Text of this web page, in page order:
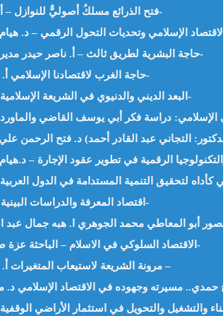
فتح الذرائع مسلكُ أصوليٌّ للنوازل – أ. بن جدو بلخير -الجزائر-
حاجة البشرية لطريق ثالث – أ. ناصر حيدر مدير بنك “السلام” -الجزائر-
حاجة الغرب لاقتصادنا الإسلامي أ. بن جدو بلخير – الجزائر-
البعد الديني والدنيوي في الشريعة الإسلامية – أ.ناصر حيدر -الجزائر-
اقتصاد المعرفة والدراسات البينية – د.محمد فهمي -مصر-
الاقتصاد السلوكي في الاسلام – الباحثة عزة صالح عبد العاطي -مصر-
مرونة الشريعة لاستيعاب المتغيرات أ. بن جدو بلخير – الجزائر –